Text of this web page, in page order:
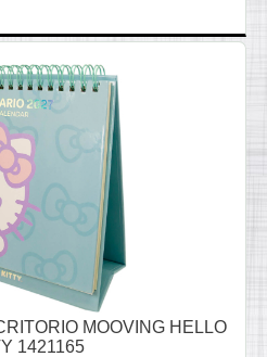
MOOVING HELLO
1421165